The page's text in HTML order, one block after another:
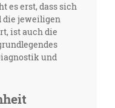
es erst, dass sich
die jeweiligen
ist auch die
und